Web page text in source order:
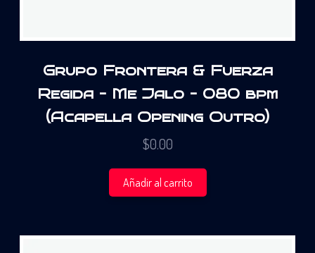
Grupo Frontera & Fuerza
Regida – Me Jalo – 080 bpm
(Acapella Opening Outro)
$0.00
Añadir al carrito